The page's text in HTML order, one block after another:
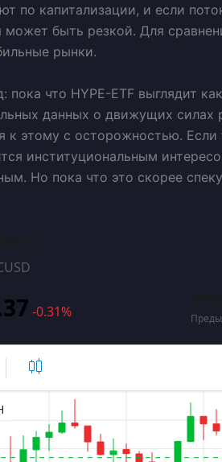
по капитализации, и если
может быть резкой. Для
рынки.
пока что HYPE-ETF выглядит
данных о движущих силах
к этому с осторожностью.
институциональным
Но пока что это скорее